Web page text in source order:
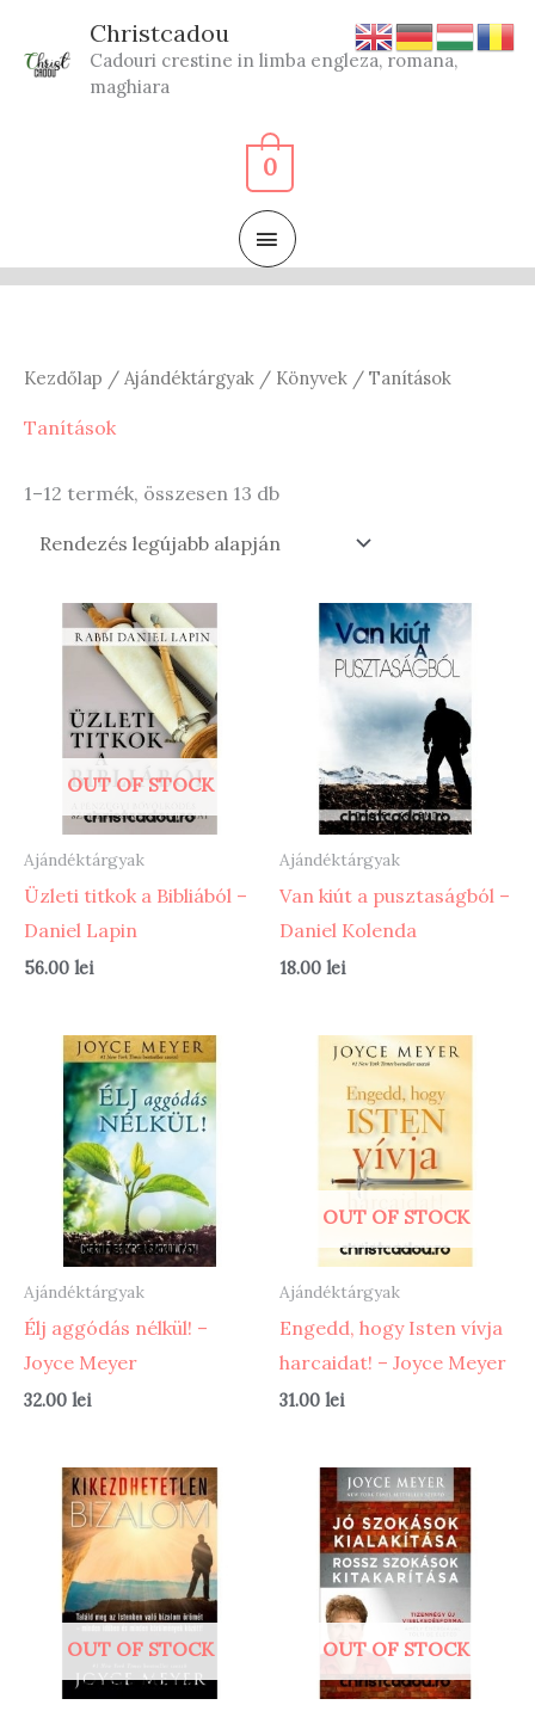
content
Christcadou
Cadouri crestine in limba engleza, romana,
maghiara
MAIN
MENU
0
Kezdőlap / Ajándéktárgyak / Könyvek / Tanítások
Tanítások
1–12 termék, összesen 13 dbSorted
OUT OF STOCK
Ajándéktárgyak
Üzleti titkok a Bibliából –
Daniel Lapin
56.00 lei
Ajándéktárgyak
Van kiút a pusztaságból –
Daniel Kolenda
18.00 lei
Ajándéktárgyak
Élj aggódás nélkül! –
Joyce Meyer
32.00 lei
OUT OF STOCK
Ajándéktárgyak
Engedd, hogy Isten vívja
harcaidat! – Joyce Meyer
31.00 lei
OUT OF STOCK OUT OF STOCK